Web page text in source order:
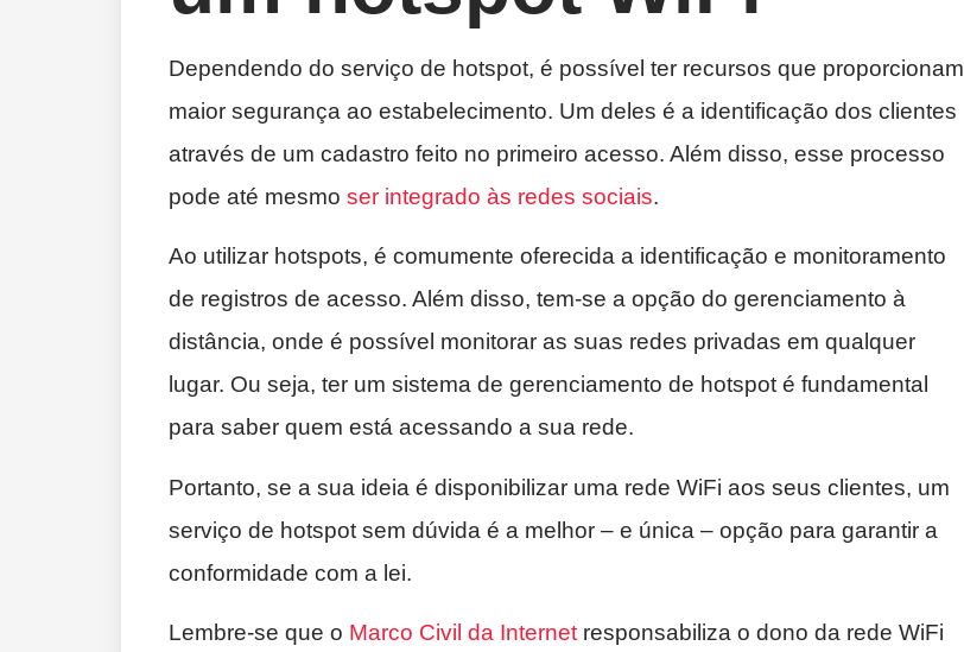
Dependendo do serviço de hotspot, é possível ter recursos que proporcionam
maior segurança ao estabelecimento. Um deles é a identificação dos clientes
através de um cadastro feito no primeiro acesso. Além disso, esse processo
pode até mesmo ser integrado às redes sociais.
Ao utilizar hotspots, é comumente oferecida a identificação e monitoramento
de registros de acesso. Além disso, tem-se a opção do gerenciamento à
distância, onde é possível monitorar as suas redes privadas em qualquer
lugar. Ou seja, ter um sistema de gerenciamento de hotspot é fundamental
para saber quem está acessando a sua rede.
Portanto, se a sua ideia é disponibilizar uma rede WiFi aos seus clientes, um
serviço de hotspot sem dúvida é a melhor – e única – opção para garantir a
conformidade com a lei.
Lembre-se que o Marco Civil da Internet responsabiliza o dono da rede WiFi